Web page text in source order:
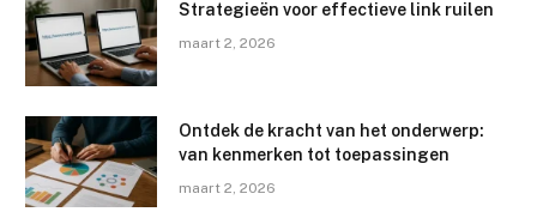
Strategieën voor effectieve link ruilen
maart 2, 2026
Ontdek de kracht van het onderwerp:
van kenmerken tot toepassingen
maart 2, 2026